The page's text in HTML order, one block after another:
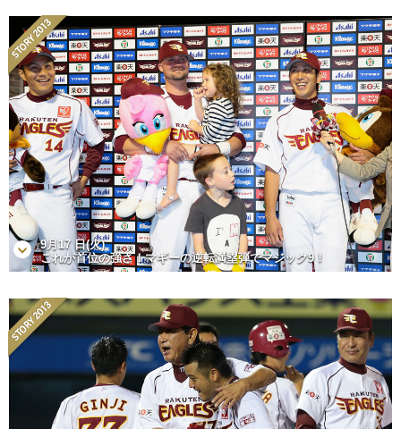
9月17 日(火)
これが首位の強さ！マギーの逆転満塁弾でマジック9！